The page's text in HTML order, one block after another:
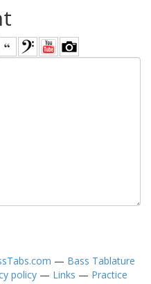
— Bass Tablature
policy — Links — Practice